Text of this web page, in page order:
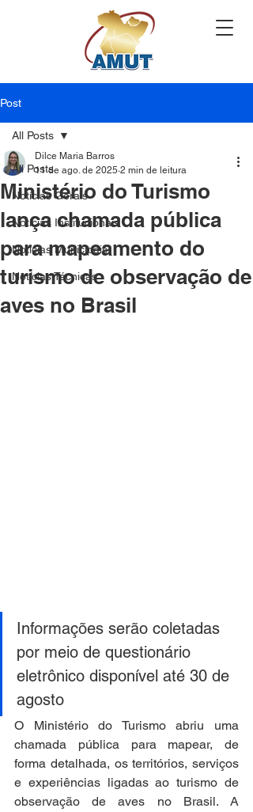
Post
All Posts
Notícias Gerais
Notícias Institucionais
Notícias Municipais
Notícias Técnicas
All Posts
Ministério do Turismo
lança chamada pública
para mapeamento do
turismo de observação de
aves no Brasil
Dilce Maria Barros
11 de ago. de 2025 2 min de leitura
Informações serão coletadas
por meio de questionário
eletrônico disponível até 30 de
agosto
O Ministério do Turismo abriu uma
chamada pública para mapear, de
forma detalhada, os territórios, serviços
e experiências ligadas ao turismo de
observação de aves no Brasil. A